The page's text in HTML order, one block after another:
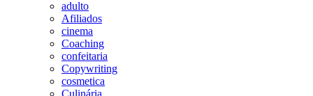
adulto
Afiliados
cinema
Coaching
confeitaria
Copywriting
cosmetica
Culinária